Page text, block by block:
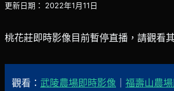
更新日期： 2022年1月11日
桃花莊即時影像目前暫停直播，請觀看
觀看： 武陵農場即時影像 福壽山農